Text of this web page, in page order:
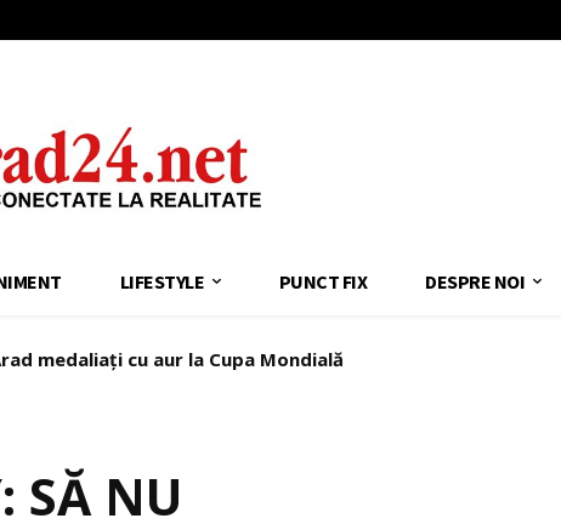
LIFESTYLE PUNCT FIX DESPRE NOI
medaliați cu aur la Cupa Mondială
SĂ NU